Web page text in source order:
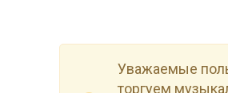
Уважаемые
торгуем